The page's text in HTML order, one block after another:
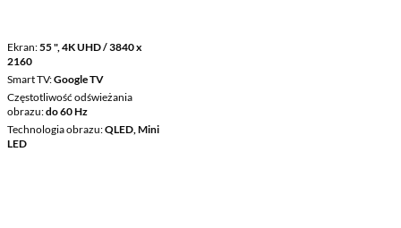
Ekran 55 ", 4K UHD / 3840 x
2160
Smart TV Google TV
Częstotliwość odświeżania
obrazu do 60 Hz
Technologia obrazu QLED, Mini
LED